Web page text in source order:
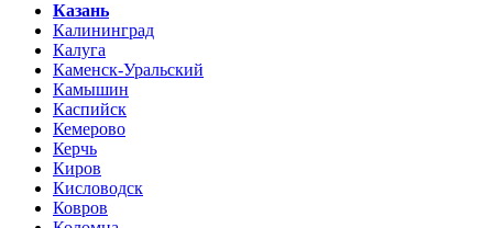
Казань
Калининград
Калуга
Каменск-Уральский
Камышин
Каспийск
Кемерово
Керчь
Киров
Кисловодск
Ковров